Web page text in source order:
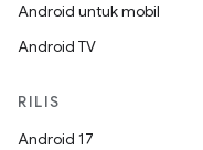
Android untuk mobil
Android TV
RILIS
Android 17